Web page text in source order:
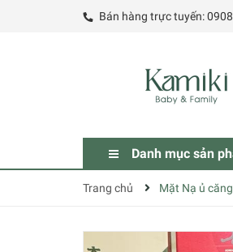
Bán hàng trực tuyến:
Danh mục sản
Trang chủ Mặt Nạ ủ